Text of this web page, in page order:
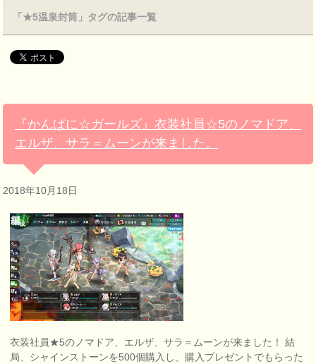
「★5温泉封筒」タグの記事一覧
『かんぱに☆ガールズ』衣装社員☆5のノマドア、
エルザ、サラ＝ムーンが来ました。
2018年10月18日
衣装社員★5のノマドア、エルザ、サラ＝ムーンが来ました！ 結
局、シャインストーンを500個購入し、購入プレゼントでもらった